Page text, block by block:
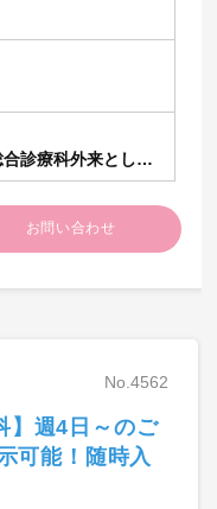
合診療科外来として
診週1～2コマ程度を
程度（消毒のみ含
お問い合わせ
No.4562
】週4日～のご
可能！随時入